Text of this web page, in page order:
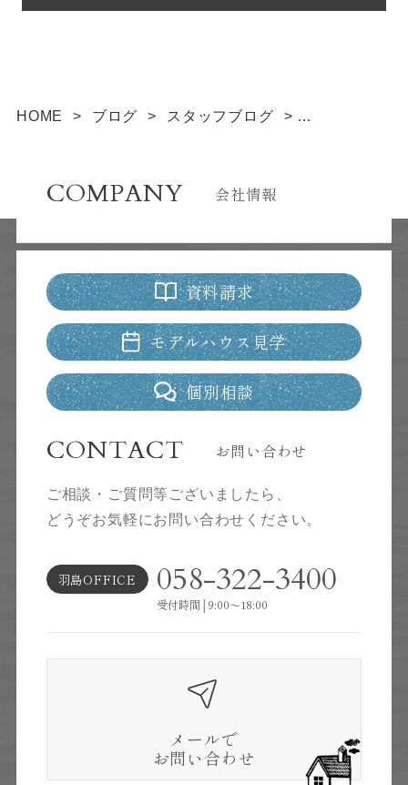
HOME > ブログ > スタッフブログ
>
COMPANY 会社情報
資料請求
モデルハウス見学
個別相談
CONTACT お問い合わせ
ご相談・ご質問等ございましたら、
どうぞお気軽にお問い合わせください。
羽島OFFICE 058-322-3400
受付時間│9:00～18:00
メールで
お問い合わせ